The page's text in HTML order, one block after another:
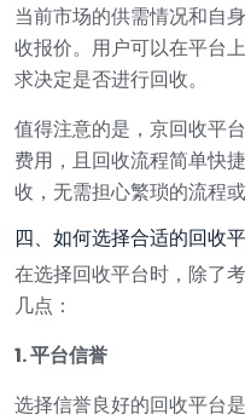
当前市场的供需情况和自
收报价。用户可以在平台
求决定是否进行回收。
值得注意的是，京回收平
费用，且回收流程简单快
收，无需担心繁琐的流程或
四、如何选择合适的回收
在选择回收平台时，除了
几点：
1. 平台信誉
选择信誉良好的回收平台